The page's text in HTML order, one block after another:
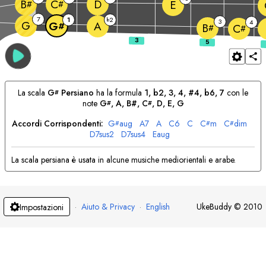
G 7 G# 1 A b2
B# 3 C# 4
B# C# D E
La scala G# Persiano ha la formula 1, b2, 3, 4, #4, b6, 7 con le
note G#, A, B#, C#, D, E, G
Accordi Corrispondenti: G#aug A7 A C6 C C#m C#dim
D7sus2 D7sus4 Eaug
La scala persiana è usata in alcune musiche mediorientali e arabe.
Impostazioni · Aiuto & Privacy · English UkeBuddy © 2010